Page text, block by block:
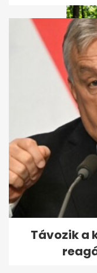
Távozik a